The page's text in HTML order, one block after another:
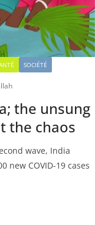
SOCIÉTÉ
the unsung
the chaos
wave, India
new COVID-19 cases